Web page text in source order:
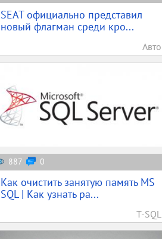
SEAT официально представил
новый флагман среди кро...
Авто
887 0
Как очистить занятую память MS
SQL | Как узнать ра...
T-SQL